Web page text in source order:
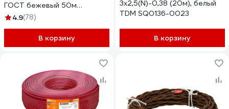
ГОСТ бежевый 50м
SQ2801-0114
4.9(78)
В корзину
3x2,5(N)-0,38 (20м), белый
TDM SQ0136-0023
В корзину